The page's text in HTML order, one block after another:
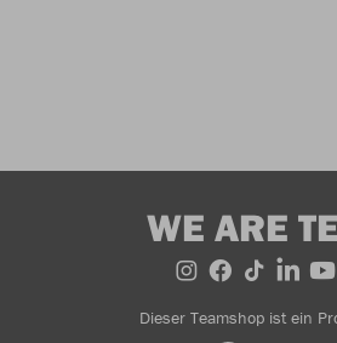
WE ARE
Dieser Teamshop ist ein